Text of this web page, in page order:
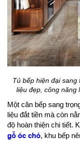
Tủ bếp hiện đại
liệu đẹp, công năng
Một căn bếp sang
liệu đắt tiền mà còn
độ hoàn thiện chi tiết.
gỗ óc chó, khu bếp